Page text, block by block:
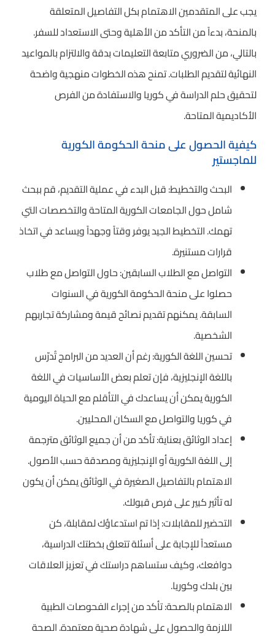
يجب على المتقدمين الاهتمام بكل التفاصيل المتعلقة
بالمنحة، بدءاً من التأكد من الأهلية وحتى الاستعداد للسفر.
بالتالي، من الضروري متابعة التعليمات بدقة والالتزام بالمواعيد
النهائية لتقديم الطلبات. تمنح هذه الخطوات منهجية واضحة
لتحقيق حلم الدراسة في كوريا والاستفادة من الفرص
الأكاديمية المتاحة.
كيفية الحصول على منحة الحكومة الكورية
للماجستير
البحث والتخطيط: قبل البدء في عملية التقديم، قم ببحث
شامل حول الجامعات الكورية المتاحة والتخصصات التي
تهمك. التخطيط الجيد يوفر وقتاً وجهداً ويساعد في اتخاذ
قرارات مستنيرة.
التواصل مع الطلاب السابقين: حاول التواصل مع طلاب
حصلوا على منحة الحكومة الكورية في السنوات
السابقة. يمكنهم تقديم نصائح قيمة ومشاركة تجاربهم
الشخصية.
تحسين اللغة الكورية: رغم أن العديد من البرامج تُدرّس
باللغة الإنجليزية، فإن تعلم بعض الأساسيات في اللغة
الكورية يمكن أن يساعدك في التأقلم مع الحياة اليومية
في كوريا والتواصل مع السكان المحليين.
إعداد الوثائق بعناية: تأكد من أن جميع الوثائق مترجمة
إلى اللغة الكورية أو الإنجليزية ومصدقة حسب الأصول.
الاهتمام بالتفاصيل الصغيرة في الوثائق يمكن أن يكون
له تأثير كبير على فرص قبولك.
التحضير للمقابلات: إذا تم استدعاؤك لمقابلة، كن
مستعداً للإجابة على أسئلة تتعلق بخطتك الدراسية،
دوافعك، وكيف ستساهم دراستك في تعزيز العلاقات
بين بلدك وكوريا.
الاهتمام بالصحة: تأكد من إجراء الفحوصات الطبية
اللازمة والحصول على شهادة صحية معتمدة. الصحة